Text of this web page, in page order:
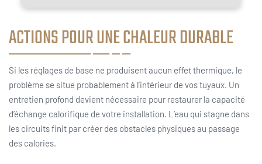
ACTIONS POUR UNE CHALEUR DURABLE
Si les réglages de base ne produisent aucun effet thermique, le
problème se situe probablement à l’intérieur de vos tuyaux. Un
entretien profond devient nécessaire pour restaurer la capacité
d’échange calorifique de votre installation. L’eau qui stagne dans
les circuits finit par créer des obstacles physiques au passage
des calories.